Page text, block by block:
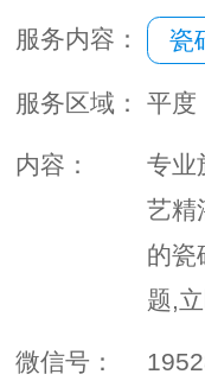
服务内容： 瓷
服务区域： 平度
内容：
专业
艺精
的瓷
题,
微信号：